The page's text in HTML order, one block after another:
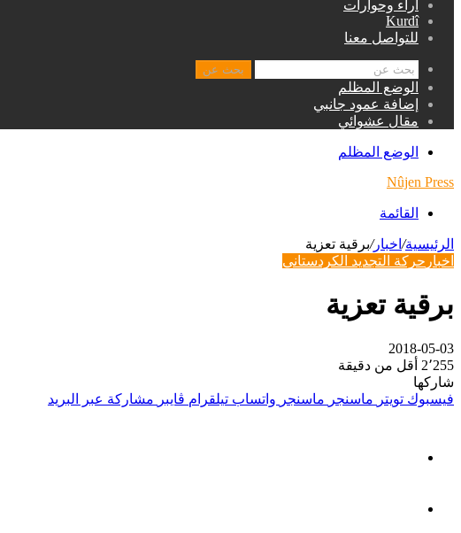
اراء وحوارات
Kurdî
للتواصل معنا
بحث عن
الوضع المظلم
إضافة عمود جانبي
مقال عشوائي
الوضع المظلم
Nûjen Press
القائمة
الرئيسية/ اخبار/برقية تعزية
اخبار حركة التجديد الكردستاني
برقية تعزية
2018-05-03
2٬255 أقل من دقيقة
شاركها
فيسبوك تويتر ماسنجر ماسنجر واتساب تيلقرام ڤايبر مشاركة عبر البريد